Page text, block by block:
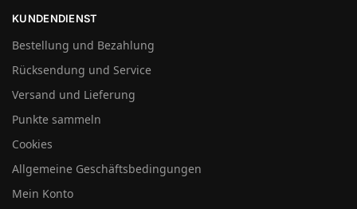
KUNDENDIENST
Bestellung und Bezahlung
Rücksendung und Service
Versand und Lieferung
Punkte sammeln
Cookies
Allgemeine Geschäftsbedingungen
Mein Konto